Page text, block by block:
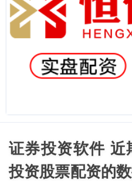
证券投资软件 近
投资股票配资的